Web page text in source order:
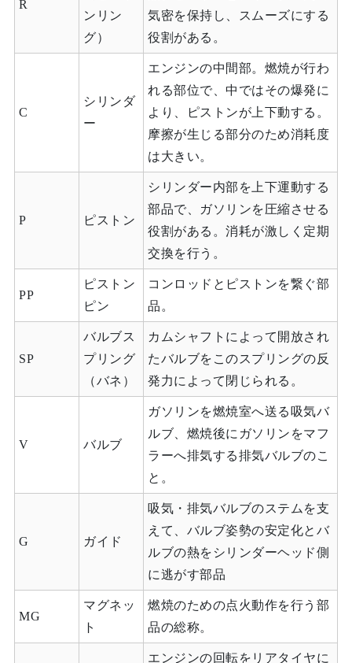
R
ンリン
グ）
気密を保持し、スムーズにする
役割がある。
C
シリンダ
ー
エンジンの中間部。燃焼が行わ
れる部位で、中ではその爆発に
より、ピストンが上下動する。
摩擦が生じる部分のため消耗度
は大きい。
P ピストン
シリンダー内部を上下運動する
部品で、ガソリンを圧縮させる
役割がある。消耗が激しく定期
交換を行う。
PP
ピストン
ピン
コンロッドとピストンを繋ぐ部
品。
SP
バルブス
プリング
（バネ）
カムシャフトによって開放され
たバルブをこのスプリングの反
発力によって閉じられる。
V バルブ
ガソリンを燃焼室へ送る吸気バ
ルブ、燃焼後にガソリンをマフ
ラーへ排気する排気バルブのこ
と。
G ガイド
吸気・排気バルブのステムを支
えて、バルブ姿勢の安定化とバ
ルブの熱をシリンダーヘッド側
に逃がす部品
MG
マグネッ
ト
燃焼のための点火動作を行う部
品の総称。
エンジンの回転をリアタイヤに